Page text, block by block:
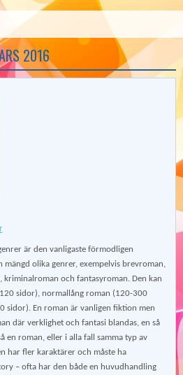
2016
är den vanligaste förmodligen
mängd olika genrer, exempelvis brevroman,
kriminalroman och fantasyroman. Den kan
sidor), normallång roman (120-300
sidor). En roman är vanligen fiktion men
där verklighet och fantasi blandas, en så
en roman, eller i alla fall samma typ av
har fler karaktärer och måste ha
– ofta har den både en huvudhandling